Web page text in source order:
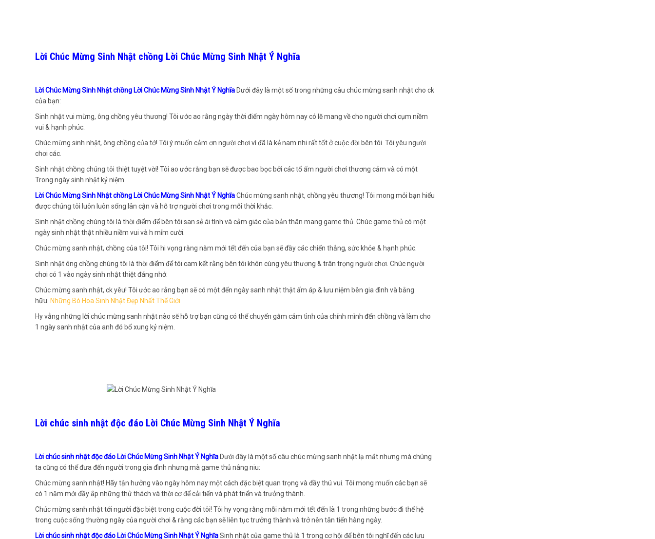
Lời Chúc Mừng Sinh Nhật chồng Lời Chúc Mừng Sinh Nhật Ý Nghĩa
Lời Chúc Mừng Sinh Nhật chồng Lời Chúc Mừng Sinh Nhật Ý Nghĩa Dưới đây là một số trong những câu chúc mừng sanh nhật cho ck
của bạn:
Sinh nhật vui mừng, ông chồng yêu thương! Tôi ước ao rằng ngày thời điểm ngày hôm nay có lẽ mang về cho người chơi cụm niềm
vui & hạnh phúc.
Chúc mừng sinh nhật, ông chồng của tớ! Tôi ý muốn cảm ơn người chơi vì đã là kẻ nam nhi rất tốt ở cuộc đời bên tôi. Tôi yêu người
chơi các.
Sinh nhật chồng chúng tôi thiệt tuyệt vời! Tôi ao ước rằng bạn sẽ được bao bọc bởi các tổ ấm người chơi thương cảm và có một
Trong ngày sinh nhật kỷ niệm.
Lời Chúc Mừng Sinh Nhật chồng Lời Chúc Mừng Sinh Nhật Ý NghĩaChúc mừng sanh nhật, chồng yêu thương! Tôi mong mỏi bạn hiểu
được chúng tôi luôn luôn sống lân cận và hỗ trợ người chơi trong mỗi thời khắc.
Sinh nhật chồng chúng tôi là thời điểm để bên tôi san sẻ ái tình và cảm giác của bản thân mang game thủ. Chúc game thủ có một
ngày sinh nhật thật nhiều niềm vui và h mỉm cười.
Chúc mừng sanh nhật, chồng của tôi! Tôi hi vọng rằng năm mới tết đến của bạn sẽ đầy các chiến thắng, sức khỏe & hạnh phúc.
Sinh nhật ông chồng chúng tôi là thời điểm để tôi cam kết rằng bên tôi khôn cùng yêu thương & trân trọng người chơi. Chúc người
chơi có 1 vào ngày sinh nhật thiệt đáng nhớ.
Chúc mừng sanh nhật, ck yêu! Tôi ước ao rằng bạn sẽ có một đến ngày sanh nhật thật ấm áp & lưu niệm bên gia đình và bằng
hữu. Những Bó Hoa Sinh Nhật Đẹp Nhất Thế Giới
Hy vẳng những lời chúc mừng sanh nhật nào sẽ hỗ trợ bạn cũng có thể chuyển gắm cảm tình của chính mình đến chồng và làm cho
1 ngày sanh nhật của anh đó bổ xung kỷ niệm.
Lời chúc sinh nhật độc đáo Lời Chúc Mừng Sinh Nhật Ý Nghĩa
Lời chúc sinh nhật độc đáo Lời Chúc Mừng Sinh Nhật Ý Nghĩa Dưới đây là một số câu chúc mừng sanh nhật lạ mắt nhưng mà chúng
ta cũng có thể đưa đến người trong gia đình nhưng mà game thủ nâng niu:
Chúc mừng sanh nhật! Hãy tận hưởng vào ngày hôm nay một cách đặc biệt quan trọng và đầy thú vui. Tôi mong muốn các bạn sẽ
có 1 năm mới đầy ắp những thử thách và thời cơ để cải tiến và phát triển và trưởng thành.
Chúc mừng sanh nhật tới người đặc biệt trong cuộc đời tôi! Tôi hy vọng rằng mỗi năm mới tết đến là 1 trong những bước đi thế hệ
trong cuộc sống thường ngày của người chơi & rằng các bạn sẽ liên tục trưởng thành và trở nên tân tiến hàng ngày.
Lời chúc sinh nhật độc đáo Lời Chúc Mừng Sinh Nhật Ý NghĩaSinh nhật của game thủ là 1 trong cơ hội để bên tôi nghĩ đến các lưu